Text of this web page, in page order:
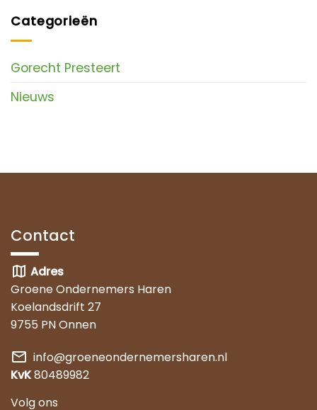
Categorieën
Gorecht Presteert
Nieuws
Contact
map Adres
Groene Ondernemers Haren
Koelandsdrift 27
9755 PN Onnen
mail info@groeneondernemersharen.nl
KvK80489982
Volg ons